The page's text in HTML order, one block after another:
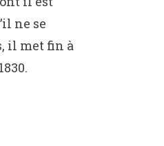
ne se
il met fin à